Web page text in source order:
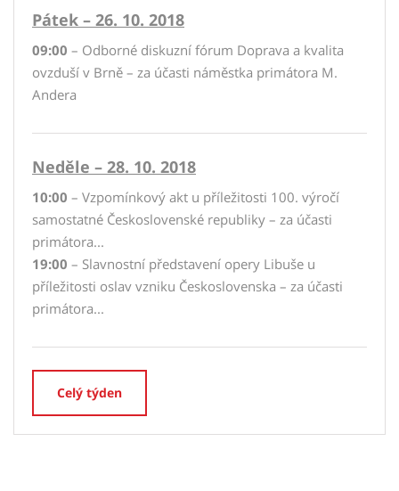
Pátek – 26. 10. 2018
09:00 – Odborné diskuzní fórum Doprava a kvalita
ovzduší v Brně – za účasti náměstka primátora M.
Andera
Neděle – 28. 10. 2018
10:00 – Vzpomínkový akt u příležitosti 100. výročí
samostatné Československé republiky – za účasti
primátora...
19:00 – Slavnostní představení opery Libuše u
příležitosti oslav vzniku Československa – za účasti
primátora...
Celý týden